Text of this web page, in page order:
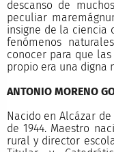
descanso de
peculiar
insigne de la ciencia
fenómenos
conocer para que
propio era una digna
ANTONIO MORENO
Nacido en Alcázar de
de 1944. Maestro
rural y director